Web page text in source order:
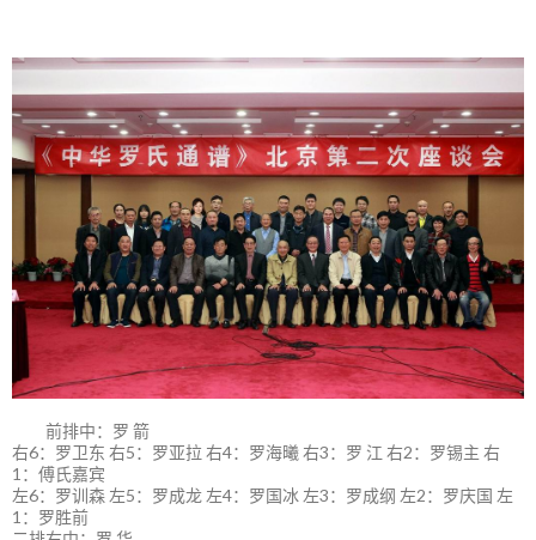
前排中：罗 箭
右6：罗卫东 右5：罗亚拉 右4：罗海曦 右3：罗 江 右2：罗锡主 右
1：傅氏嘉宾
左6：罗训森 左5：罗成龙 左4：罗国冰 左3：罗成纲 左2：罗庆国 左
1：罗胜前